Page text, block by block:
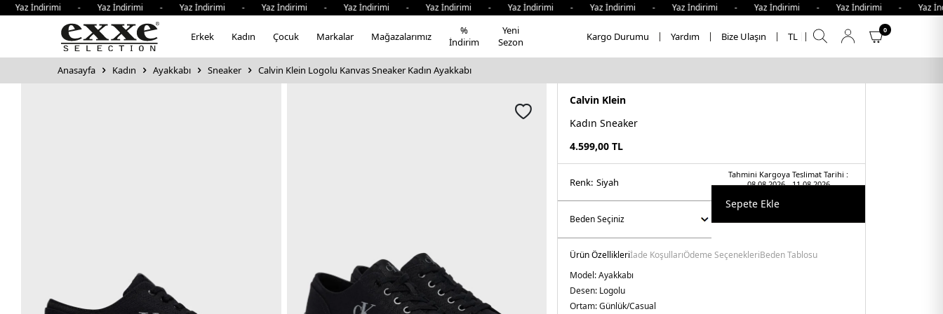
İndirimi - Yaz İndirimi - Yaz İndirimi - Yaz İndirimi - Yaz İndirimi - Yaz İndirimi - Yaz İndirimi - Yaz İndirimi - Yaz İndirimi - Yaz İndirimi - Yaz İndirimi -
Erkek Kadın Çocuk Markalar Mağazalarımız
%
İndirim
Yeni
Sezon
Kargo Durumu Yardım Bize Ulaşın TL
0
Anasayfa Kadın Ayakkabı Sneaker Calvin Klein Logolu Kanvas Sneaker Kadın Ayakkabı
Calvin Klein
Kadın Sneaker
4.599,00 TL
Tahmini Kargoya Teslimat Tarihi :
08.08.2026 - 11.08.2026
Renk: si̇yah
Sepete Ekle
Ürün Özellikleriİade KoşullarıÖdeme SeçenekleriBeden Tablosu
Model:Ayakkabı
Desen: Logolu
Ortam:Günlük/Casual